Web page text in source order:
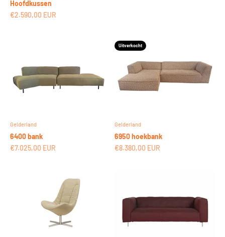
Hoofdkussen
Aanbiedingsprijs
€2.590,00 EUR
Gelderland
6400 bank
Aanbiedingsprijs
€7.025,00 EUR
Uitverkocht
Gelderland
6950 hoekbank
Aanbiedingsprijs
€8.380,00 EUR